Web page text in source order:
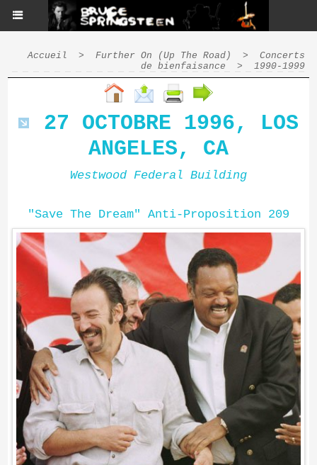
Accueil > Further On (Up The Road) >
Concerts
de bienfaisance
> 1990-1999
27 OCTOBRE 1996, LOS
ANGELES, CA
Westwood Federal Building
"Save The Dream" Anti-Proposition 209